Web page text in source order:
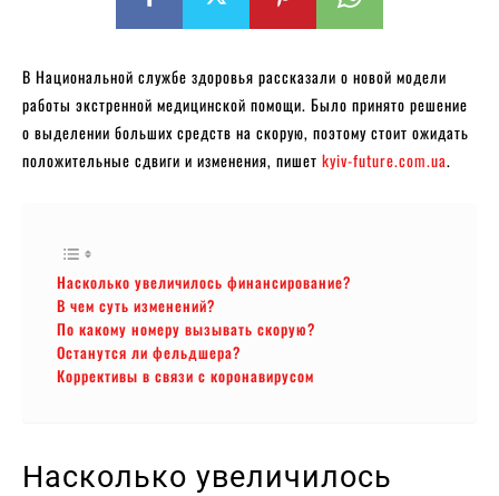
В Национальной службе здоровья рассказали о новой модели
работы экстренной медицинской помощи. Было принято решение
о выделении больших средств на скорую, поэтому стоит ожидать
положительные сдвиги и изменения, пишет kyiv-future.com.ua.
Насколько увеличилось финансирование?
В чем суть изменений?
По какому номеру вызывать скорую?
Останутся ли фельдшера?
Коррективы в связи с коронавирусом
Насколько увеличилось